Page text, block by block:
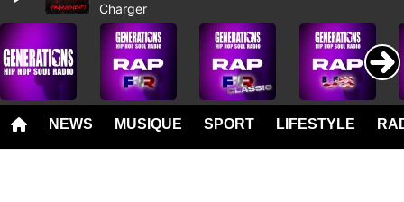
NEWS MUSIQUE SPORT LIFESTYLE
Charger